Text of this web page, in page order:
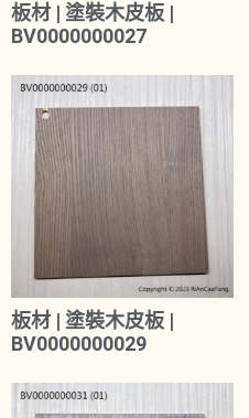
板材 | 塗裝木皮板 |
BV0000000027
板材 | 塗裝木皮板 |
BV0000000029